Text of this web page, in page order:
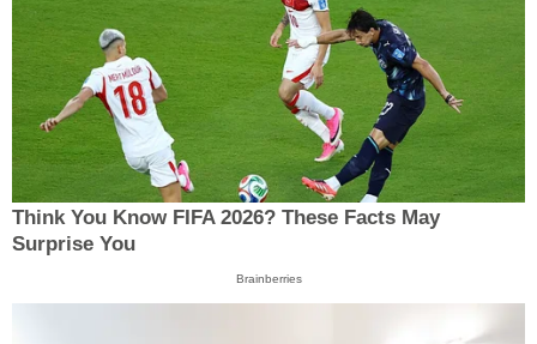
Think You Know FIFA 2026? These Facts May
Surprise You
Brainberries